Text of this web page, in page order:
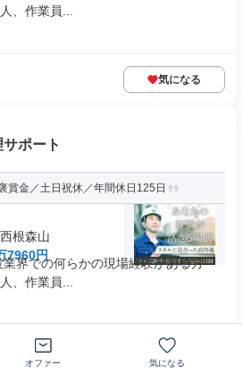
、作業員...
気になる
ポート
賞金／土日祝休／年間休日125日
根森山
7960円
界での何らかの現場経験がある方
、作業員...
気になる
オファー 気になる